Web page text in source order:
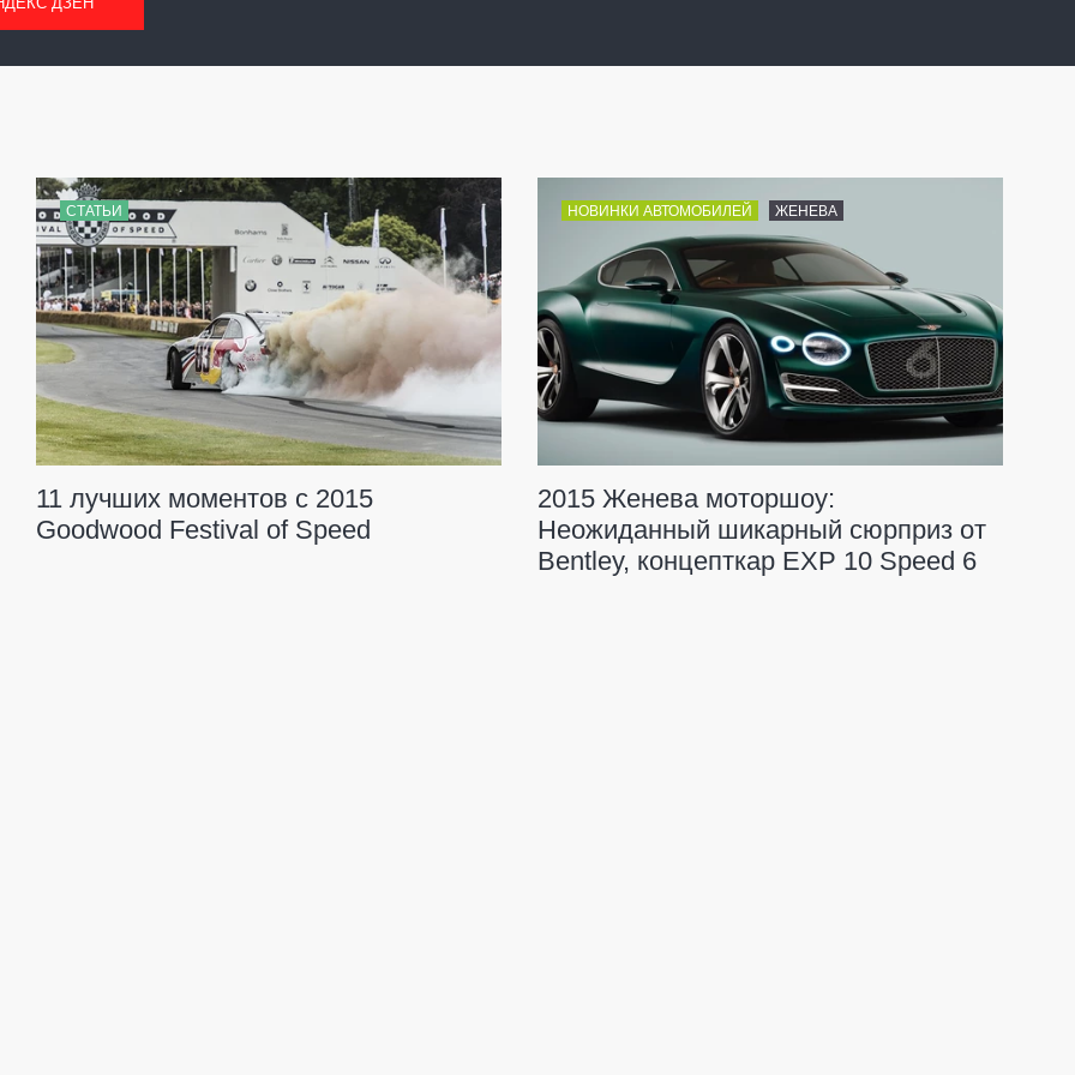
СТАТЬИ
11 лучших моментов с 2015
Goodwood Festival of Speed
НОВИНКИ АВТОМОБИЛЕЙ ЖЕНЕВА
2015 Женева моторшоу:
Неожиданный шикарный сюрприз от
Bentley, концепткар EXP 10 Speed 6